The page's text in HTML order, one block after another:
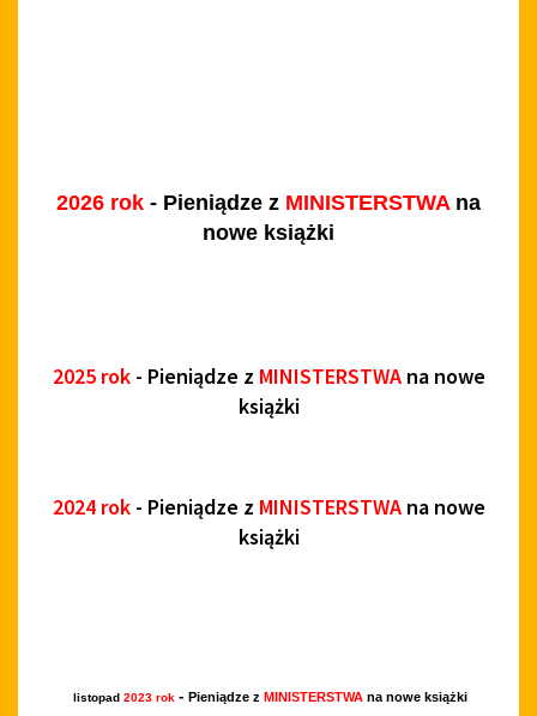
2026 rok - Pieniądze z MINISTERSTWA na
nowe książki
2025 rok- Pieniądze z MINISTERSTWA na nowe
książki
2024 rok- Pieniądze z MINISTERSTWA na nowe
książki
listopad 2023 rok - Pieniądze z MINISTERSTWA na nowe książki